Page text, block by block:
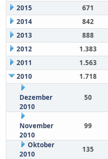
2015
671
2014
842
2013
888
2012
1.383
2011
1.563
2010
1.718
Dezember
2010
50
November
2010
99
Oktober
2010
135